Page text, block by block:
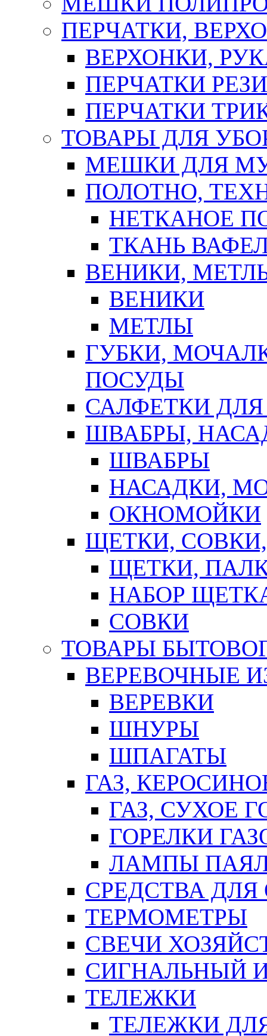
ПЕРЧАТКИ,
ВЕРХОНКИ,
ПЕРЧАТКИ
ПЕРЧАТКИ
ТОВАРЫ ДЛЯ
МЕШКИ ДЛЯ
ПОЛОТНО,
НЕТКАНОЕ
ТКАНЬ
ВЕНИКИ,
ВЕНИКИ
МЕТЛЫ
ГУБКИ,
ПОСУДЫ
САЛФЕТКИ
ШВАБРЫ,
ШВАБРЫ
НАСАДКИ,
ОКНОМОЙКИ
ЩЕТКИ,
ЩЕТКИ,
НАБОР
СОВКИ
ТОВАРЫ
ВЕРЕВОЧНЫЕ
ВЕРЕВКИ
ШНУРЫ
ШПАГАТЫ
ГАЗ,
ГАЗ, СУХОЕ
ГОРЕЛКИ
ЛАМПЫ
СРЕДСТВА
ТЕРМОМЕТРЫ
СВЕЧИ
СИГНАЛЬНЫЙ
ТЕЛЕЖКИ
ТЕЛЕЖКИ